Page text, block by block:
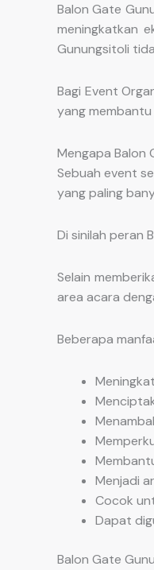
Balon Gate
meningkatkan
Gunungsitoli
Bagi Event
yang
Mengapa Balon
Sebuah event
yang paling
Di sinilah peran
Selain
area acara
Beberapa
Menjadi
Cocok
Dapat
Balon Gate